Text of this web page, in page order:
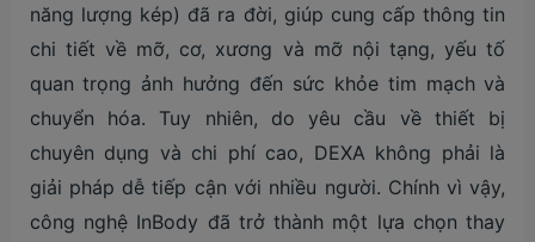
năng lượng kép) đã ra đời, giúp cung cấp thông tin
chi tiết về mỡ, cơ, xương và mỡ nội tạng, yếu tố
quan trọng ảnh hưởng đến sức khỏe tim mạch và
chuyển hóa. Tuy nhiên, do yêu cầu về thiết bị
chuyên dụng và chi phí cao, DEXA không phải là
giải pháp dễ tiếp cận với nhiều người. Chính vì vậy,
công nghệ InBody đã trở thành một lựa chọn thay